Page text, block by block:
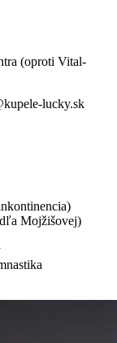
(oproti Vital-
lucky.sk
Mojžišovej)